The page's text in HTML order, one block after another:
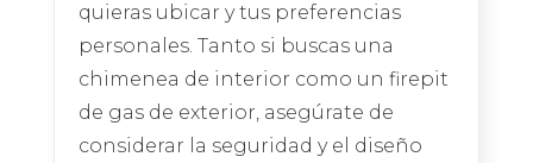
quieras ubicar y tus preferencias
personales. Tanto si buscas una
chimenea de interior como un firepit
de gas de exterior, asegúrate de
considerar la seguridad y el diseño